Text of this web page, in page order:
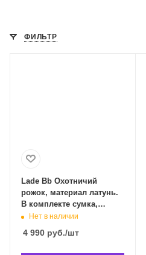
ФИЛЬТР
Lade Bb Охотничий
рожок, материал латунь.
В комплекте сумка,
подставка, салфетка.
Владивостоке
Нет в наличии
4 990 руб./шт